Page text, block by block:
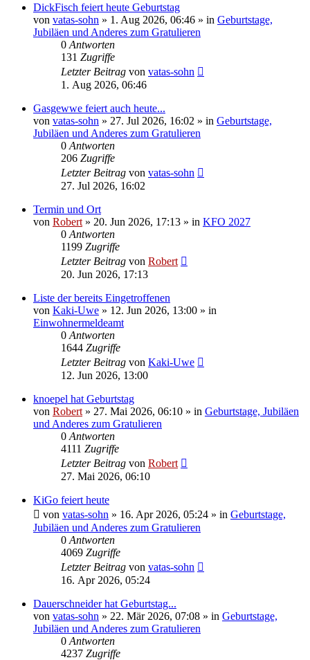
DickFisch feiert heute Geburtstag
von vatas-sohn » 1. Aug 2026, 06:46 » in Geburtstage,
Jubiläen und Anderes zum Gratulieren
0 Antworten
131 Zugriffe
Letzter Beitrag von vatas-sohn
1. Aug 2026, 06:46
Gasgewwe feiert auch heute...
von vatas-sohn » 27. Jul 2026, 16:02 » in Geburtstage,
Jubiläen und Anderes zum Gratulieren
0 Antworten
206 Zugriffe
Letzter Beitrag von vatas-sohn
27. Jul 2026, 16:02
Termin und Ort
von Robert » 20. Jun 2026, 17:13 » in KFO 2027
0 Antworten
1199 Zugriffe
Letzter Beitrag von Robert
20. Jun 2026, 17:13
Liste der bereits Eingetroffenen
von Kaki-Uwe » 12. Jun 2026, 13:00 » in
Einwohnermeldeamt
0 Antworten
1644 Zugriffe
Letzter Beitrag von Kaki-Uwe
12. Jun 2026, 13:00
knoepel hat Geburtstag
von Robert » 27. Mai 2026, 06:10 » in Geburtstage, Jubiläen
und Anderes zum Gratulieren
0 Antworten
4111 Zugriffe
Letzter Beitrag von Robert
27. Mai 2026, 06:10
KiGo feiert heute
von vatas-sohn » 16. Apr 2026, 05:24 » in Geburtstage,
Jubiläen und Anderes zum Gratulieren
0 Antworten
4069 Zugriffe
Letzter Beitrag von vatas-sohn
16. Apr 2026, 05:24
Dauerschneider hat Geburtstag...
von vatas-sohn » 22. Mär 2026, 07:08 » in Geburtstage,
Jubiläen und Anderes zum Gratulieren
0 Antworten
4237 Zugriffe